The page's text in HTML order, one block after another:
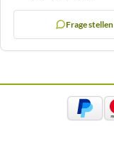
Frage stellen